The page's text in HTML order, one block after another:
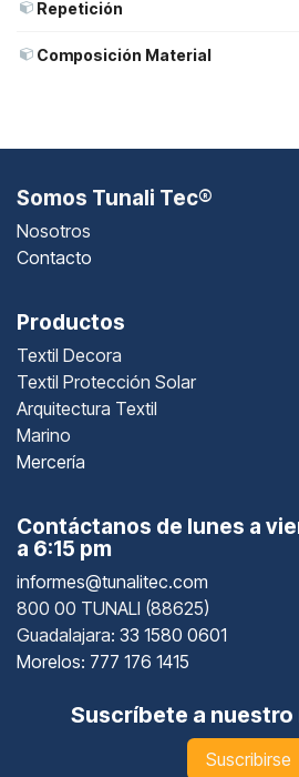
Repetición
Composición Material
Somos Tunali Tec®
Nosotros
Contacto
Productos
Textil Decora
Textil Protección Solar
Arquitectura Textil
Marino
Mercería
Contáctanos de lunes a
a 6:15 pm
informes@tunalitec.com
800 00 TUNALI (88625)
Guadalajara: 33 1580 0601
Morelos: 777 176 1415
Suscríbete a
Suscribirse